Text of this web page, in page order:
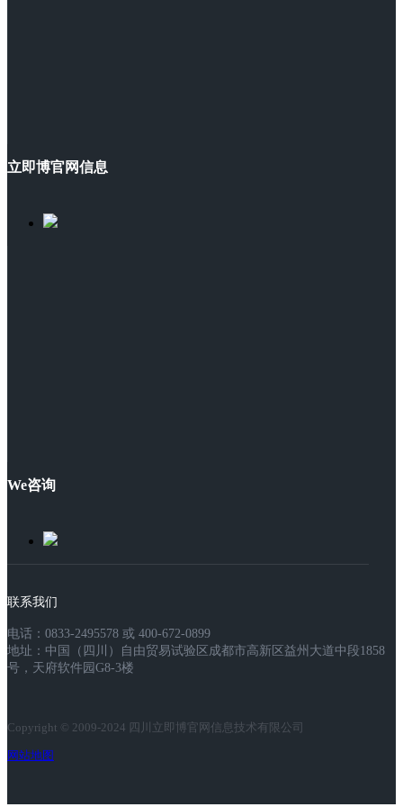
立即博官网信息
We咨询
联系我们
电话：0833-2495578 或 400-672-0899
地址：中国（四川）自由贸易试验区成都市高新区益州大道中段1858
号，天府软件园G8-3楼
Copyright © 2009-2024 四川立即博官网信息技术有限公司
网站地图